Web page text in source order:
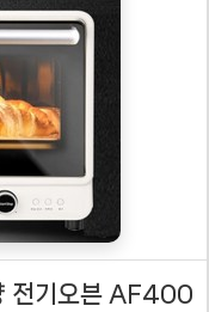
전기오븐 AF400